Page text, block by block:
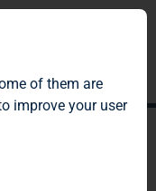
of them are
improve your user